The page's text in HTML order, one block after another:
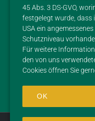
Di – Fr: 10 – 13 Uhr /
Mo: Ruhetag
Bitte beachtet, dass
Nachfrage und
45 Abs. 3 DS-GVO,
festgelegt wurde, dass
USA ein angemessenes
Schutzniveau
Für weitere
den von uns
Cookies öffnen Sie
OK